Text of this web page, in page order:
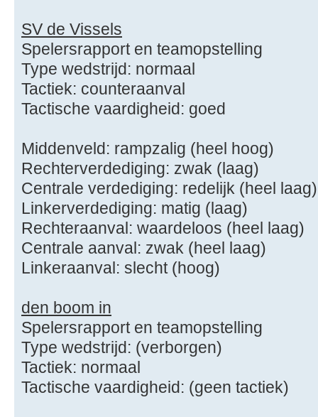
SV de Vissels
Spelersrapport en teamopstelling
Type wedstrijd: normaal
Tactiek: counteraanval
Tactische vaardigheid: goed
Middenveld: rampzalig (heel hoog)
Rechterverdediging: zwak (laag)
Centrale verdediging: redelijk (heel laag)
Linkerverdediging: matig (laag)
Rechteraanval: waardeloos (heel laag)
Centrale aanval: zwak (heel laag)
Linkeraanval: slecht (hoog)
den boom in
Spelersrapport en teamopstelling
Type wedstrijd: (verborgen)
Tactiek: normaal
Tactische vaardigheid: (geen tactiek)